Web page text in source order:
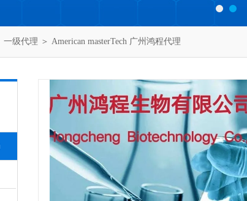
一级代理 ＞ American masterTech 广州鸿程代理